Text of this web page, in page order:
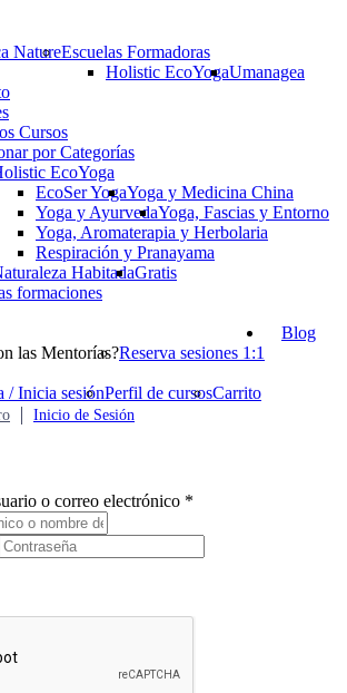
NatureEscuelas Formadoras
Holistic EcoYogaUmanagea
Cursos
por Categorías
EcoYoga
EcoSer YogaYoga y Medicina China
Yoga y AyurvedaYoga, Fascias y Entorno
Yoga, Aromaterapia y Herbolaria
Respiración y Pranayama
HabitadaGratis
formaciones
las Mentorías?Reserva sesiones 1:1
Blog
/ Inicia sesiónPerfil de cursosCarrito
Inicio de Sesión
o correo electrónico *